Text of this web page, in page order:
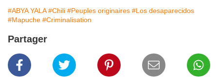
#ABYA YALA #Chili #Peuples originaires #Los desaparecidos
#Mapuche #Criminalisation
Partager